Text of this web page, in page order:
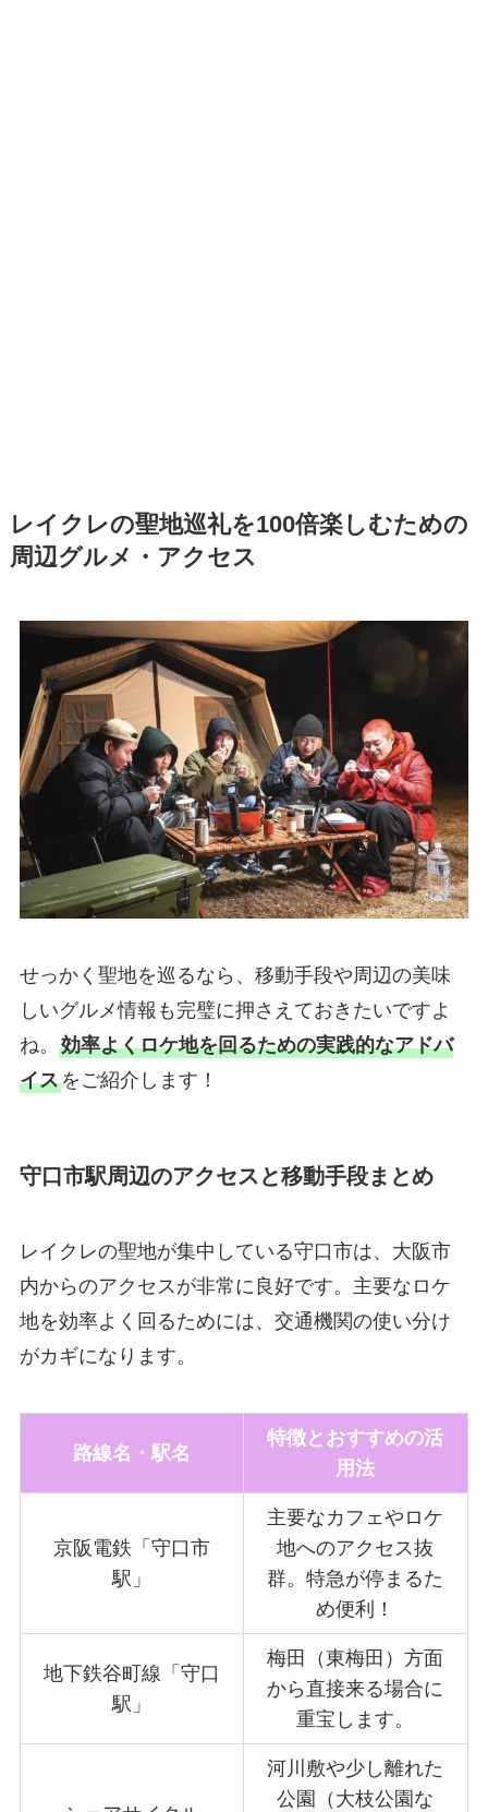
レイクレの聖地巡礼を100倍楽しむための
周辺グルメ・アクセス
せっかく聖地を巡るなら、移動手段や周辺の美味
しいグルメ情報も完璧に押さえておきたいですよ
ね。 効率よくロケ地を回るための実践的なアドバ
イスをご紹介します！
守口市駅周辺のアクセスと移動手段まとめ
レイクレの聖地が集中している守口市は、大阪市
内からのアクセスが非常に良好です。主要なロケ
地を効率よく回るためには、交通機関の使い分け
がカギになります。
路線名・駅名
特徴とおすすめの活
用法
京阪電鉄「守口市
駅」
主要なカフェやロケ
地へのアクセス抜
群。特急が停まるた
め便利！
地下鉄谷町線「守口
駅」
梅田（東梅田）方面
から直接来る場合に
重宝します。
河川敷や少し離れた
公園（大枝公園な